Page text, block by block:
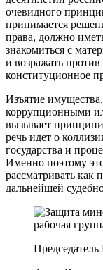
очевидного
принимается
права, должно
знакомиться с
и возражать
конституционное
Изъятие
коррупционными
вызывает
речь идет о
государства и
Именно поэтому
рассматривать как
дальнейшей